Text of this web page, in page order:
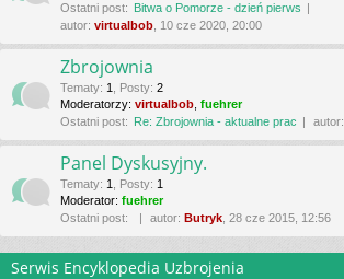
Ostatni post: Bitwa o Pomorze - dzień pierws
autor: virtualbob , 10 cze 2020, 20:00
Zbrojownia
Tematy: 1 Posty: 2
Moderatorzy: virtualbob fuehrer
Ostatni post: Re: Zbrojownia - aktualne prac autor:
Panel Dyskusyjny.
Tematy: 1 Posty: 1
Moderator: fuehrer
Ostatni post:
autor: Butryk , 28 cze 2015, 12:56
Serwis Encyklopedia Uzbrojenia